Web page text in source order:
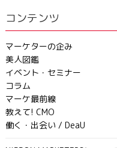
コンテンツ
マーケターの企み
美人図鑑
イベント・セミナー
コラム
マーケ最前線
教えて! CMO
働く・出会い / DeaU